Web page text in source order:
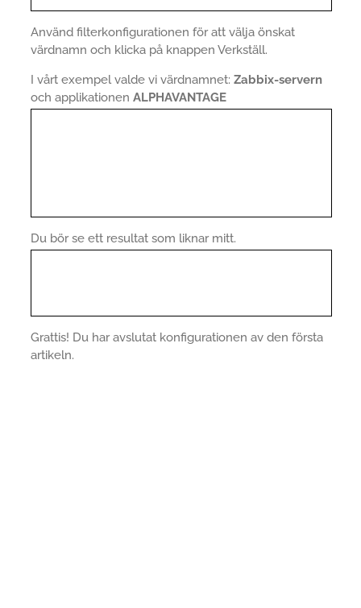
Använd filterkonfigurationen för att välja önskat
värdnamn och klicka på knappen Verkställ.
I vårt exempel valde vi värdnamnet: Zabbix-servern
och applikationen ALPHAVANTAGE
Du bör se ett resultat som liknar mitt.
Grattis! Du har avslutat konfigurationen av den första
artikeln.